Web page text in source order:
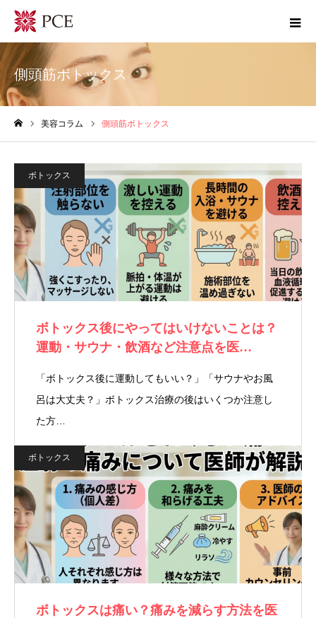
側頭筋ボトックス
美容コラム 側頭筋ボトックス
ボトックス
ボトックス後にやってはいけないことは？
運動・サウナ・飲酒など注意点を医…
「ボトックス後に運動してもいい？」「サウナやお風
呂は大丈夫？」ボトックス治療の後はいくつか注意し
た方…
ボトックス
ボトックスは痛い？痛みを減らす方法を医